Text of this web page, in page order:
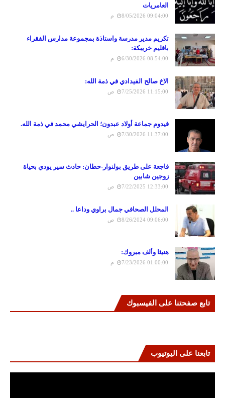
العامريات
8/05/2026 09:04:00 م
تكريم مدير مدرسة واستاذة بمجموعة مدارس الفقراء
باقليم خريبكة:
6/30/2026 08:54:00 م
الاخ صالح الفيدادي في ذمة الله:
7/25/2026 11:15:00 ص
قيدوم جماعة أولاد عبدون؛ الحرايشي محمد في ذمة الله.
7/30/2026 11:37:00 ص
فاجعة على طريق بولنوار-حطان: حادث سير يودي بحياة
زوجين شابين
7/22/2025 12:33:00 ص
المحلل الصحافي جمال براوي وداعا ..
8/26/2024 09:06:00 ص
هنيئا وألف مبروك:
7/23/2026 01:00:00 م
تابع صفحتنا على الفيسبوك
تابعنا على اليوتيوب